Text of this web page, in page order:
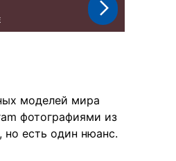
моделей мира
фотографиями из
есть один нюанс.